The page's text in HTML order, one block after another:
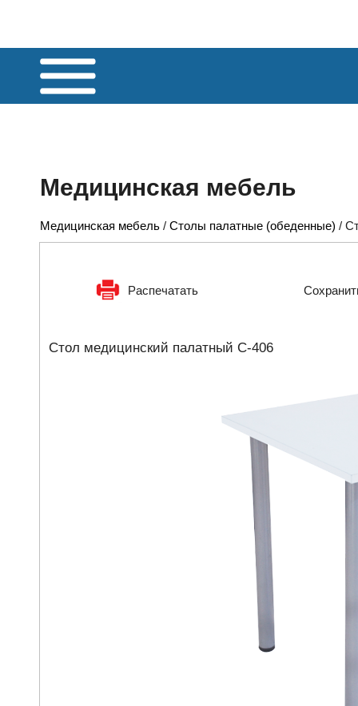
Медицинская мебель
Медицинская мебель / Столы палатные (обеденные) /
Распечатать
Стол медицинский палатный С-406